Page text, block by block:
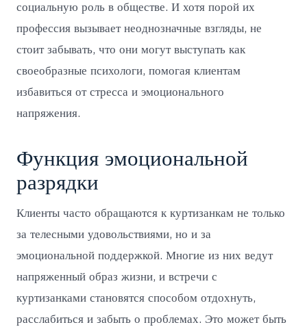
социальную роль в обществе. И хотя порой их
профессия вызывает неоднозначные взгляды, не
стоит забывать, что они могут выступать как
своеобразные психологи, помогая клиентам
избавиться от стресса и эмоционального
напряжения.
Функция эмоциональной
разрядки
Клиенты часто обращаются к куртизанкам не только
за телесными удовольствиями, но и за
эмоциональной поддержкой. Многие из них ведут
напряженный образ жизни, и встречи с
куртизанками становятся способом отдохнуть,
расслабиться и забыть о проблемах. Это может быть